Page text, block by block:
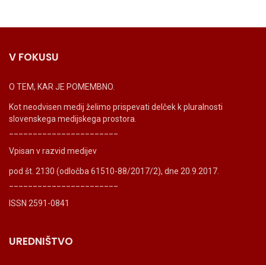
V FOKUSU
O TEM, KAR JE POMEMBNO.
Kot neodvisen medij želimo prispevati delček k pluralnosti
slovenskega medijskega prostora.
Vpisan v razvid medijev
pod št. 2130 (odločba 61510-88/2017/2), dne 20.9.2017.
ISSN 2591-0841
UREDNIŠTVO